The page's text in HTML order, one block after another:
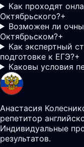
Как проходят
Октябрьского?+
Возможен ли
Октябрьском?+
Как экспертный
подготовке к ЕГЭ?+
Каковы условия
Анастасия
репетитор
Индивидуальные
результатов.